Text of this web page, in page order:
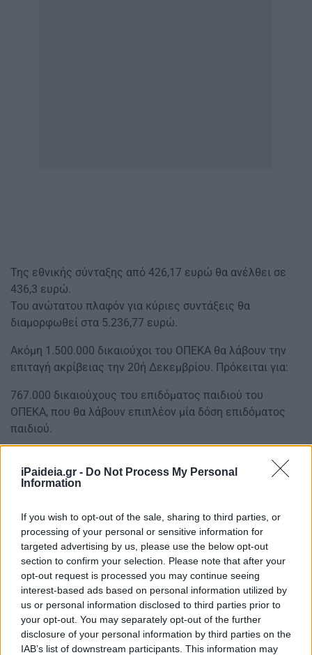
iPaideia.gr - Do Not Process My Personal
Information
If you wish to opt-out of the sale, sharing to third parties, or
processing of your personal or sensitive information for
targeted advertising by us, please use the below opt-out
section to confirm your selection. Please note that after your
opt-out request is processed you may continue seeing
interest-based ads based on personal information utilized by
us or personal information disclosed to third parties prior to
your opt-out. You may separately opt-out of the further
disclosure of your personal information by third parties on the
IAB’s list of downstream participants. This information may
Της εθνικής σύνταξης από 426,17 ευρώ θα ανέλθει σε
436,3 ευρώ.
Του ανώτατου πλαφόν για κύριες συντάξεις θα
διαμορφωθεί στα 5.236,77 ευρώ.
Ακόμη 1.500.000 δικαιούχοι του ΟΠΕΚΑ θα λάβουν την
επιταγή ακρίβειας την 20ή Δεκεμβρίου. Πρόκειται για:
767.000 δικαιούχους του επιδόματος παιδιού του
ΟΠΕΚΑ, που θα λάβουν επιπλέον μία δόση επιδόματος
παιδιού.